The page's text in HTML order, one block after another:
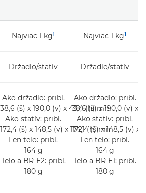
Najviac 1 kg1 Najviac 1 kg1
Držadlo/statív Držadlo/statív
Ako držadlo: pribl.
38,6 (š) x 190,0 (v) x 43,4 (h) mm
Ako statív: pribl.
172,4 (š) x 148,5 (v) x 174,1 (h) mm
Len telo: pribl.
164 g
Telo a BR-E2: pribl.
180 g
Ako držadlo: pribl.
38,6 (š) x 190,0 (v) x
Ako statív: pribl.
172,4 (š) x 148,5 (v) x
Len telo: pribl.
164 g
Telo a BR-E1: pribl.
180 g